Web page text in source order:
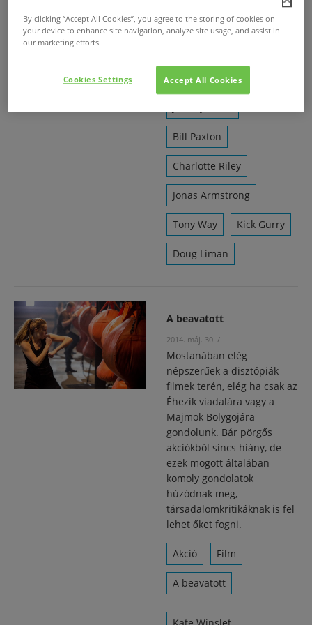
Dragomir Mrsic
Lara Pulver
Bill Paxton
Charlotte Riley
Jonas Armstrong
Tony Way Kick Gurry
Doug Liman
A beavatott
2014. máj. 30. /
Mostanában elég
népszerűek a disztópiák
filmek terén, elég ha csak az
Éhezik viadalára vagy a
Majmok Bolygojára
gondolunk. Bár pörgős
akciókból sincs hiány, de
ezek mögött általában
komoly gondolatok
húzódnak meg,
társadalomkritikáknak is fel
lehet őket fogni.
Akció Film
A beavatott
By clicking “Accept All Cookies”, you agree to the storing of cookies on
your device to enhance site navigation, analyze site usage, and assist in
our marketing efforts.
Accept All Cookies
Cookies Settings